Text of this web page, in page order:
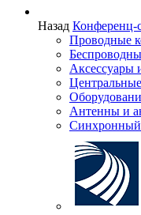
Назад Конференц-
Проводные
Аксессуары
Антенны и
Синхронный